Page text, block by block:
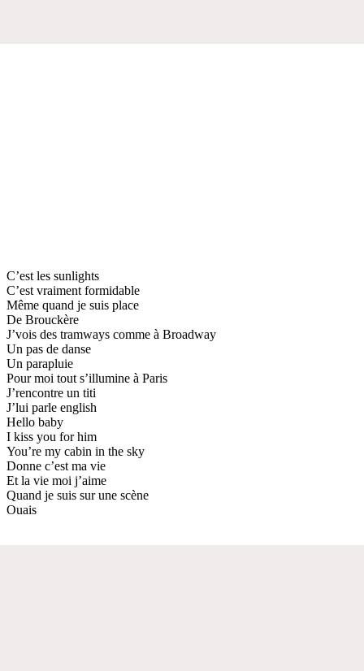
C’est les sunlights
C’est vraiment formidable
Même quand je suis place
De Brouckère
J’vois des tramways comme à Broadway
Un pas de danse
Un parapluie
Pour moi tout s’illumine à Paris
J’rencontre un titi
J’lui parle english
Hello baby
I kiss you for him
You’re my cabin in the sky
Donne c’est ma vie
Et la vie moi j’aime
Quand je suis sur une scène
Ouais